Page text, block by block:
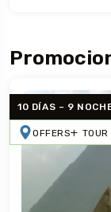
10 DÍAS – 9
OFFERS TOUR